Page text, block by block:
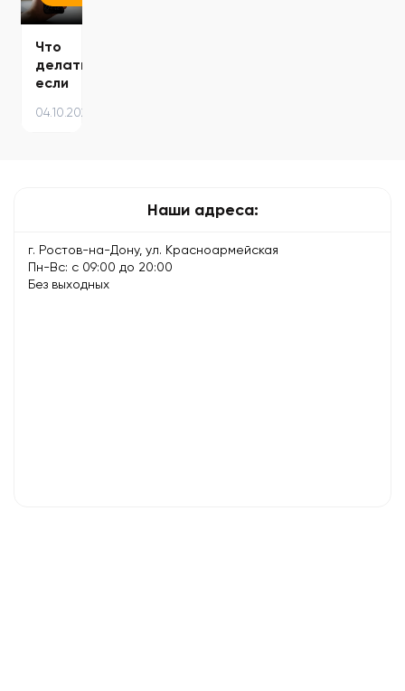
—
причины…
Что
делать
если
не
04.10.2025
Наши адреса:
г. Ростов-на-Дону, ул. Красноармейская
Пн-Вс: с 09:00 до 20:00
Без выходных